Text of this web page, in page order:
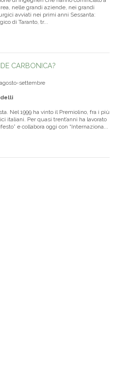
di ingegneri che hanno cominciato a
nelle grandi aziende, nei grandi
avviati nei primi anni Sessanta:
di Taranto, tr...
CARBONICA?
agosto-settembre
Nel 1999 ha vinto il Premiolino, fra i più
italiani. Per quasi trent’anni ha lavorato
e collabora oggi con “Internaziona...